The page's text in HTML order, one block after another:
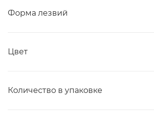
Форма лезвий
Цвет
Количество в упаковке